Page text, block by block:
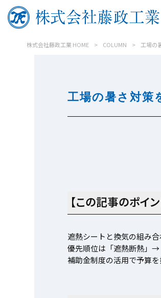
株式会社藤政工業 HOME > COLUMN > 工場の
工場の暑さ対策
【この記事のポイン
遮熱シートと換気の組み
優先順位は「遮熱断熱」→
補助金制度の活用で予算